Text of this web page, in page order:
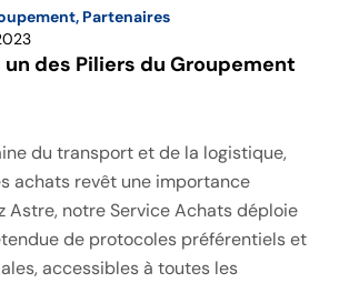
, Partenaires
des Piliers du Groupement
du transport et de la logistique,
achats revêt une importance
Astre, notre Service Achats déploie
de protocoles préférentiels et
accessibles à toutes les